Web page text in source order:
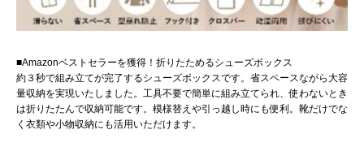
■Amazonベストセラーを獲得！折りたためるシューズボックス
約３秒で組み立てが完了するシューズボックスです。省スペースながら大容
量収納を実現いたしました。工具不要で簡単に組み立てられ、使わないとき
は折りたたんで収納可能です。模様替えや引っ越し時にも便利。靴だけでな
く衣類や小物収納にも活用いただけます。